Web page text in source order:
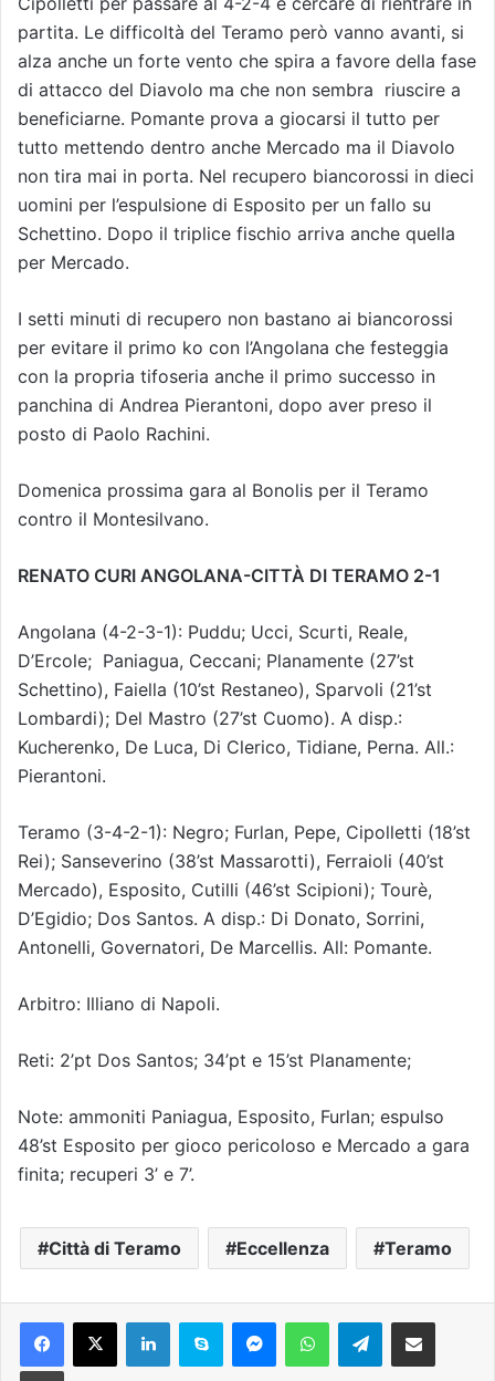
partita. Le difficoltà del Teramo però vanno avanti, si
alza anche un forte vento che spira a favore della fase
di attacco del Diavolo ma che non sembra riuscire a
beneficiarne. Pomante prova a giocarsi il tutto per
tutto mettendo dentro anche Mercado ma il Diavolo
non tira mai in porta. Nel recupero biancorossi in dieci
uomini per l’espulsione di Esposito per un fallo su
Schettino. Dopo il triplice fischio arriva anche quella
per Mercado.
I setti minuti di recupero non bastano ai biancorossi
per evitare il primo ko con l’Angolana che festeggia
con la propria tifoseria anche il primo successo in
panchina di Andrea Pierantoni, dopo aver preso il
posto di Paolo Rachini.
Domenica prossima gara al Bonolis per il Teramo
contro il Montesilvano.
RENATO CURI ANGOLANA-CITTÀ DI TERAMO 2-1
Angolana (4-2-3-1): Puddu; Ucci, Scurti, Reale,
D’Ercole; Paniagua, Ceccani; Planamente (27’st
Schettino), Faiella (10’st Restaneo), Sparvoli (21’st
Lombardi); Del Mastro (27’st Cuomo). A disp.:
Kucherenko, De Luca, Di Clerico, Tidiane, Perna. All.:
Pierantoni.
Teramo (3-4-2-1): Negro; Furlan, Pepe, Cipolletti (18’st
Rei); Sanseverino (38’st Massarotti), Ferraioli (40’st
Mercado), Esposito, Cutilli (46’st Scipioni); Tourè,
D’Egidio; Dos Santos. A disp.: Di Donato, Sorrini,
Antonelli, Governatori, De Marcellis. All: Pomante.
Arbitro: Illiano di Napoli.
Reti: 2’pt Dos Santos; 34’pt e 15’st Planamente;
Note: ammoniti Paniagua, Esposito, Furlan; espulso
48’st Esposito per gioco pericoloso e Mercado a gara
finita; recuperi 3’ e 7’.
Città di Teramo Eccellenza Teramo
Telegram